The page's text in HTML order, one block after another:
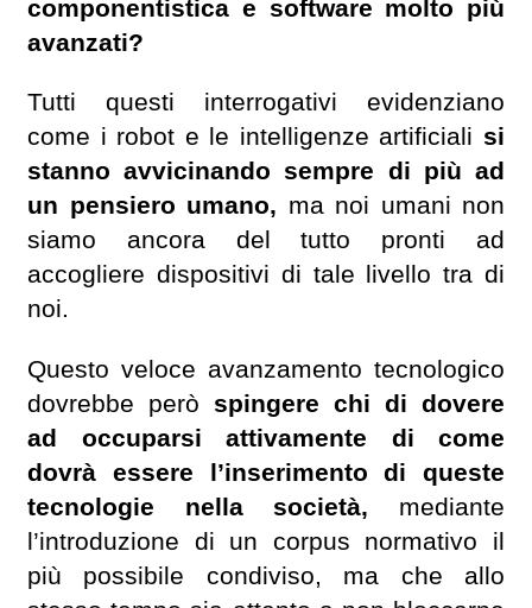
componentistica e software molto più
avanzati?
Tutti questi interrogativi evidenziano
come i robot e le intelligenze artificiali si
stanno avvicinando sempre di più ad
un pensiero umano, ma noi umani non
siamo ancora del tutto pronti ad
accogliere dispositivi di tale livello tra di
noi.
Questo veloce avanzamento tecnologico
dovrebbe però spingere chi di dovere
ad occuparsi attivamente di come
dovrà essere l’inserimento di queste
tecnologie nella società, mediante
l’introduzione di un corpus normativo il
più possibile condiviso, ma che allo